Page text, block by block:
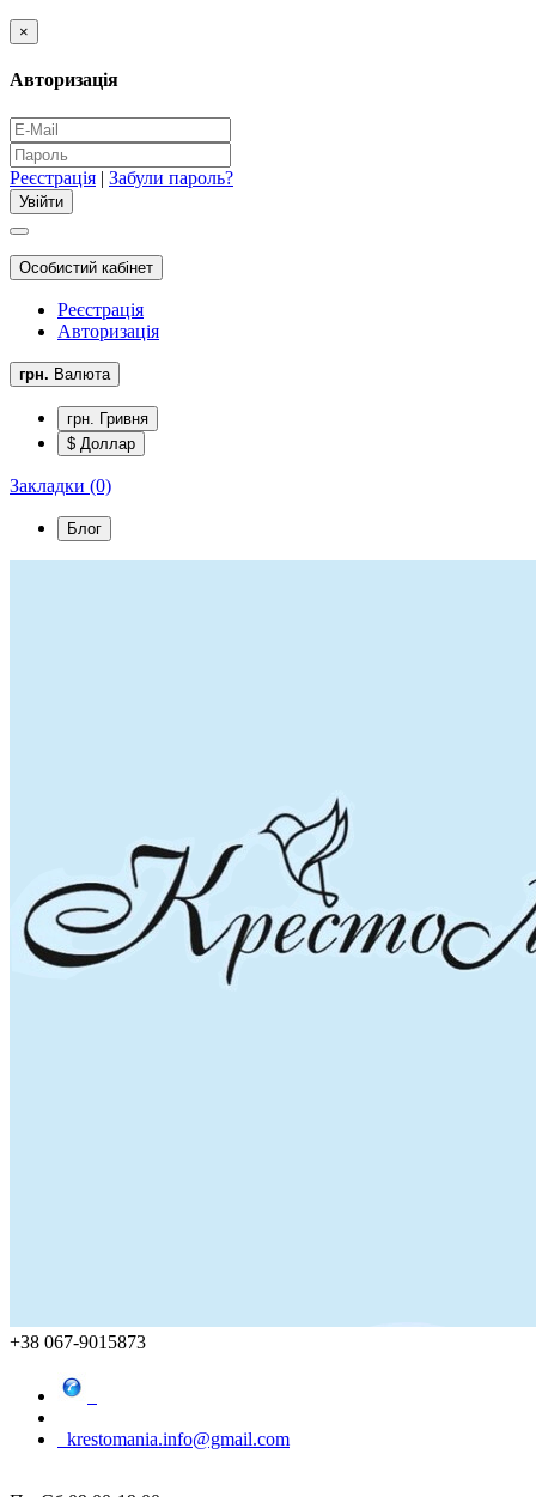
×
Авторизація
Реєстрація | Забули пароль?
Особистий кабінет
Реєстрація
Авторизація
грн. Валюта
грн. Гривня
$ Доллар
Закладки (0)
Блог
+38 067-9015873
krestomania.info@gmail.com